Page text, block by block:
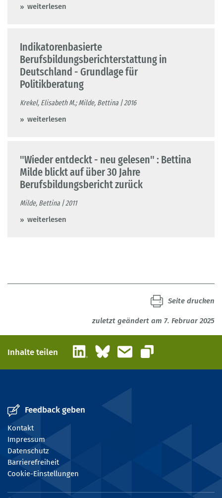
weiterlesen
Indikatorenbasierte
Berufsbildungsberichterstattung in
Deutschland - Grundlage für
Politikberatung
Krekel, Elisabeth M.; Milde, Bettina | 2016
weiterlesen
"Wieder entdeckt - neu gelesen" : Bettina
Milde blickt auf über 30 Jahre
Berufsbildungsbericht zurück
Milde, Bettina | 2011
weiterlesen
zuletzt geändert am 7. Februar 2025
Seite drucken
Inhalte teilen LinkedInBlueskyE-Mail
Link kopieren
Feedback geben
Kontakt
Impressum
Datenschutz
Barrierefreiheit
Cookie-Einstellungen